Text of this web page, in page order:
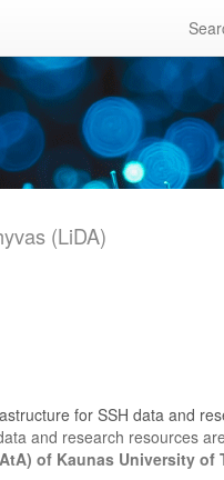
(LiDA)
for SSH data and
and research resources
of Kaunas University of